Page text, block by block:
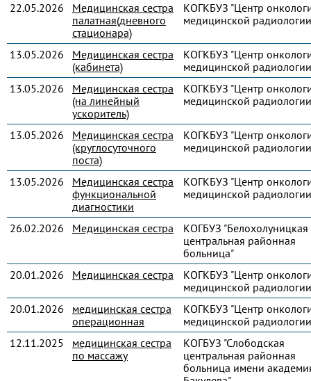
22.05.2026
Медицинская сестра
палатная(дневного
стационара)
КОГКБУЗ "Центр
медицинской
13.05.2026
Медицинская сестра
(кабинета)
КОГКБУЗ "Центр
медицинской
13.05.2026
Медицинская сестра
(на линейный
ускоритель)
КОГКБУЗ "Центр
медицинской
13.05.2026
Медицинская сестра
(круглосуточного
поста)
КОГКБУЗ "Центр
медицинской
13.05.2026
Медицинская сестра
функциональной
диагностики
КОГКБУЗ "Центр
медицинской
26.02.2026 Медицинская сестра
КОГБУЗ "Белохолуницкая
центральная районная
больница"
20.01.2026
Медицинская сестра
КОГКБУЗ "Центр
медицинской
20.01.2026
медицинская сестра
операционная
КОГКБУЗ "Центр
медицинской
12.11.2025
медицинская сестра
по массажу
КОГБУЗ "Слободская
центральная районная
больница имени